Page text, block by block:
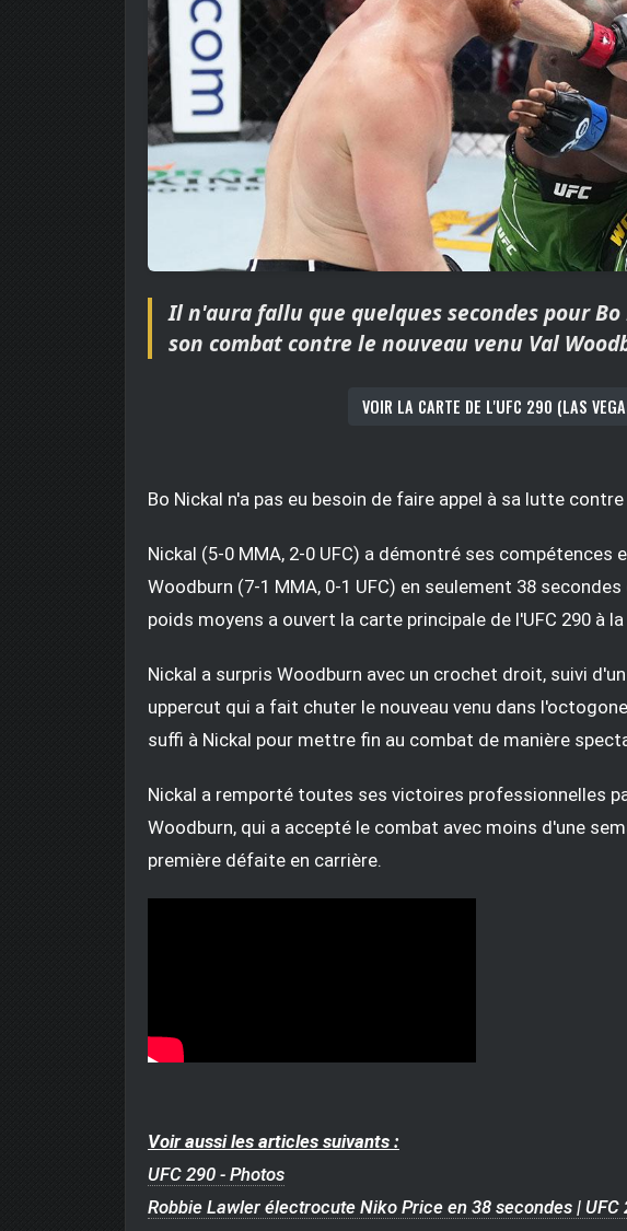
Il n'aura fallu que quelques secondes pour
son combat contre le nouveau venu Val
VOIR LA CARTE DE L'UFC 290 (LAS
Bo Nickal n'a pas eu besoin de faire appel à sa lutte
Nickal (5-0 MMA, 2-0 UFC) a démontré ses compétences
Woodburn (7-1 MMA, 0-1 UFC) en seulement 38
poids moyens a ouvert la carte principale de l'UFC 290 à
Nickal a surpris Woodburn avec un crochet droit, suivi
uppercut qui a fait chuter le nouveau venu dans
suffi à Nickal pour mettre fin au combat de manière
Nickal a remporté toutes ses victoires professionnelles
Woodburn, qui a accepté le combat avec moins d'une
première défaite en carrière.
Voir aussi les articles suivants :
UFC 290 - Photos
Robbie Lawler électrocute Niko Price en 38 secondes | UFC